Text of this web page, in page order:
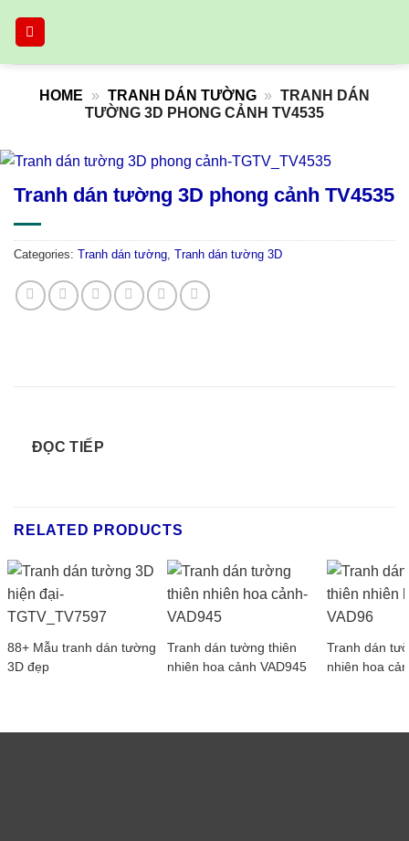
HOME » TRANH DÁN TƯỜNG » TRANH DÁN
TƯỜNG 3D PHONG CẢNH TV4535
Tranh dán tường 3D phong cảnh TV4535
Categories: Tranh dán tường, Tranh dán tường 3D
ĐỌC TIẾP
RELATED PRODUCTS
88+ Mẫu tranh dán tường
3D đẹp
Tranh dán tường thiên
nhiên hoa cảnh VAD945
Tranh dán
nhiên hoa